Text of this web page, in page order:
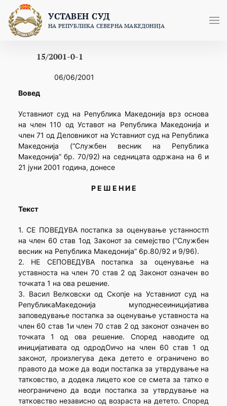
content
УСТАВЕН СУД
НА РЕПУБЛИКА СЕВЕРНА МАКЕДОНИЈА
15/2001-0-1
06/06/2001
Вовед
Уставниот суд на Република Македонија врз основа
на член 110 од Уставот на Република Македонија и
член 71 од Деловникот на Уставниот суд на Република
Македонија (“Службен весник на Република
Македонија” бр. 70/92) на седницата одржана на 6 и
21 јуни 2001 година, донесе
Р Е Ш Е Н И Е
Текст
1. СЕ ПОВЕДУВА постапка за оценување устанностп
на член 60 став 1од Законот за семејство (“Службен
весник на Република Македонија” 6р.80/92 и 9/96).
2. НЕ СЕПОВЕДУВА постапка за оценување на
уставноста на член 70 став 2 од Законот означен во
точката 1 на ова решение.
3. Васил Велковски од Скопје на Уставниот суд на
РепубликаМакедонија муподнесеиницијатива
заповедување постапка за оценување уставноста на
член 60 став 1и член 70 став 2 од законот означен во
точката 1 од ова решение. Според наводите од
иницијативата од одродОичо на член 60 став 1 од
законот, лроизлегува дека детето е ограничено во
правото да може да води постапка за утврдување на
татковство, а додека лицето кое се смета за татко е
неограничено да води постапка за утврдување на
татковство независно од возраста на детето. Според